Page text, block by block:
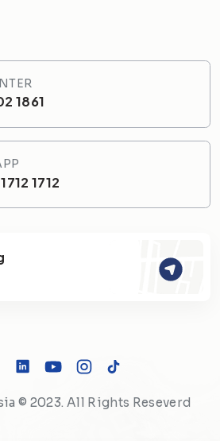
1861
1712
© 2023. All Rights Reseverd